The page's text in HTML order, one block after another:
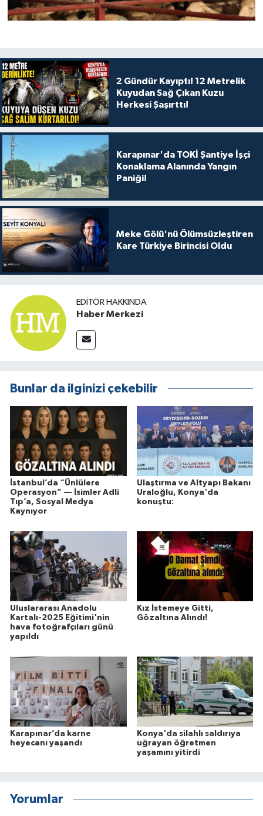
2 Gündür Kayıptı! 12 Metrelik
Kuyudan Sağ Çıkan Kuzu
Herkesi Şaşırttı!
Karapınar'da TOKİ Şantiye İşçi
Konaklama Alanında Yangın
Paniği!
Meke Gölü'nü Ölümsüzleştiren
Kare Türkiye Birincisi Oldu
EDITÖR HAKKINDA
Haber Merkezi
Bunlar da ilginizi çekebilir
İstanbul’da “Ünlülere
Operasyon” — İsimler Adli
Tıp’a, Sosyal Medya
Kaynıyor
Ulaştırma ve Altyapı Bakanı
Uraloğlu, Konya'da
konuştu:
Uluslararası Anadolu
Kartalı-2025 Eğitimi'nin
hava fotoğrafçıları günü
yapıldı
Kız İstemeye Gitti,
Gözaltına Alındı!
Karapınar’da karne
heyecanı yaşandı
Konya'da silahlı saldırıya
uğrayan öğretmen
yaşamını yitirdi
Yorumlar